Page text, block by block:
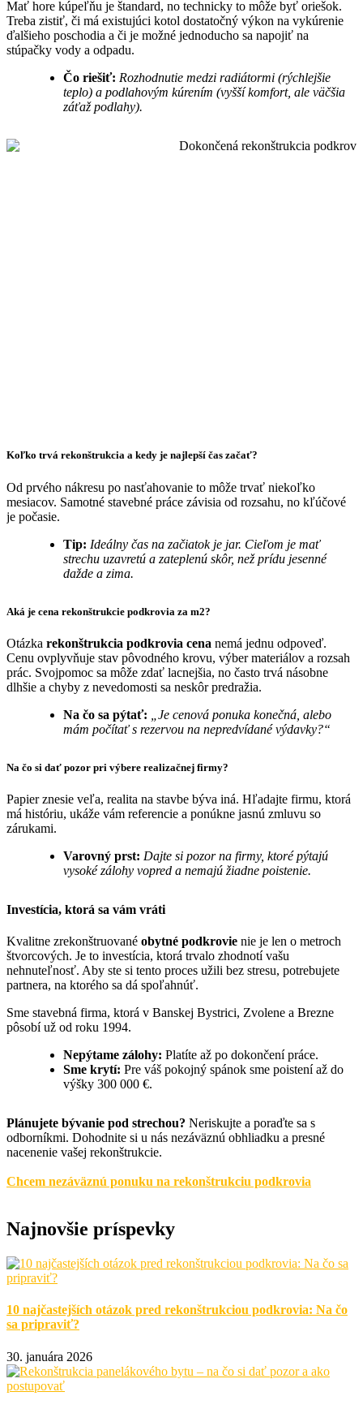
Mať hore kúpeľňu je štandard, no technicky to môže byť oriešok.
Treba zistiť, či má existujúci kotol dostatočný výkon na vykúrenie
ďalšieho poschodia a či je možné jednoducho sa napojiť na
stúpačky vody a odpadu.
Čo riešiť: Rozhodnutie medzi radiátormi (rýchlejšie
teplo) a podlahovým kúrením (vyšší komfort, ale väčšia
záťaž podlahy).
Koľko trvá rekonštrukcia a kedy je najlepší čas začať?
Od prvého nákresu po nasťahovanie to môže trvať niekoľko
mesiacov. Samotné stavebné práce závisia od rozsahu, no kľúčové
je počasie.
Tip: Ideálny čas na začiatok je jar. Cieľom je mať
strechu uzavretú a zateplenú skôr, než prídu jesenné
dažde a zima.
Aká je cena rekonštrukcie podkrovia za m2?
Otázka rekonštrukcia podkrovia cena nemá jednu odpoveď.
Cenu ovplyvňuje stav pôvodného krovu, výber materiálov a rozsah
prác. Svojpomoc sa môže zdať lacnejšia, no často trvá násobne
dlhšie a chyby z nevedomosti sa neskôr predražia.
Na čo sa pýtať:
„Je cenová ponuka konečná, alebo
mám počítať s rezervou na nepredvídané výdavky?“
Na čo si dať pozor pri výbere realizačnej firmy?
Papier znesie veľa, realita na stavbe býva iná. Hľadajte firmu, ktorá
má históriu, ukáže vám referencie a ponúkne jasnú zmluvu so
zárukami.
Varovný prst: Dajte si pozor na firmy, ktoré pýtajú
vysoké zálohy vopred a nemajú žiadne poistenie.
Investícia, ktorá sa vám vráti
Kvalitne zrekonštruované obytné podkrovie nie je len o metroch
štvorcových. Je to investícia, ktorá trvalo zhodnotí vašu
nehnuteľnosť. Aby ste si tento proces užili bez stresu, potrebujete
partnera, na ktorého sa dá spoľahnúť.
Sme stavebná firma, ktorá v Banskej Bystrici, Zvolene a Brezne
pôsobí už od roku 1994.
Nepýtame zálohy: Platíte až po dokončení práce.
Sme krytí: Pre váš pokojný spánok sme poistení až do
výšky 300 000 €.
Plánujete bývanie pod strechou? Neriskujte a poraďte sa s
odborníkmi. Dohodnite si u nás nezáväznú obhliadku a presné
nacenenie vašej rekonštrukcie.
Chcem nezáväznú ponuku na rekonštrukciu podkrovia
Najnovšie príspevky
10 najčastejších otázok pred rekonštrukciou podkrovia: Na čo
sa pripraviť?
30. januára 2026